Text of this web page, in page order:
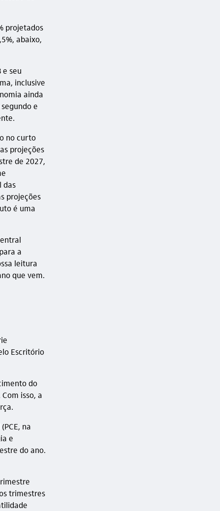
projetados
abaixo,
seu
inclusive
ainda
e
no curto
projeções
de 2027,
das
projeções
é uma
a
leitura
que vem.
Escritório
do
isso, a
na
e
do ano.
trimestres